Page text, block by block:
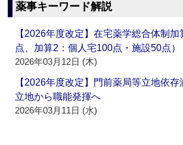
薬事キーワード解説
【2026年度改定】在宅薬学総合体制
点、加算2：個人宅100点・施設50点
2026年03月12日 (木)
【2026年度改定】門前薬局等立地依
立地から職能発揮へ
2026年03月11日 (水)